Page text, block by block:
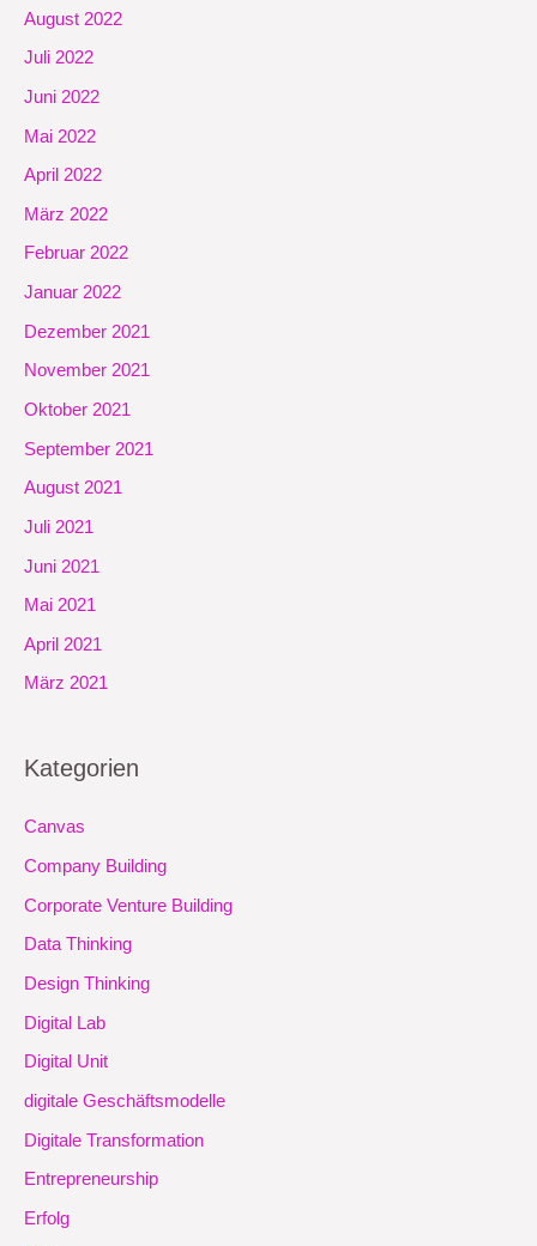
August 2022
Juli 2022
Juni 2022
Mai 2022
April 2022
März 2022
Februar 2022
Januar 2022
Dezember 2021
November 2021
Oktober 2021
September 2021
August 2021
Juli 2021
Juni 2021
Mai 2021
April 2021
März 2021
Kategorien
Canvas
Company Building
Corporate Venture Building
Data Thinking
Design Thinking
Digital Lab
Digital Unit
digitale Geschäftsmodelle
Digitale Transformation
Entrepreneurship
Erfolg